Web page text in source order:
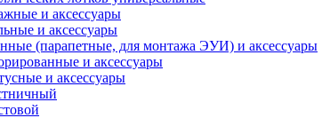
и аксессуары
и аксессуары
(парапетные, для монтажа ЭУИ) и аксессуары
и аксессуары
и аксессуары